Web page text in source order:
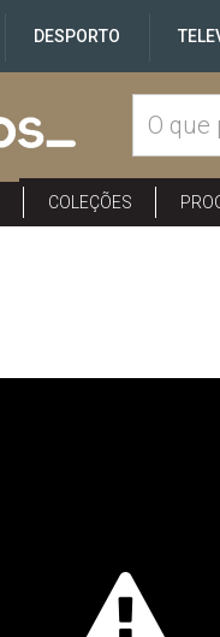
DESPORTO
COLEÇÕES